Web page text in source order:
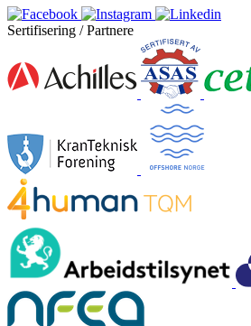
Sertifisering / Partnere